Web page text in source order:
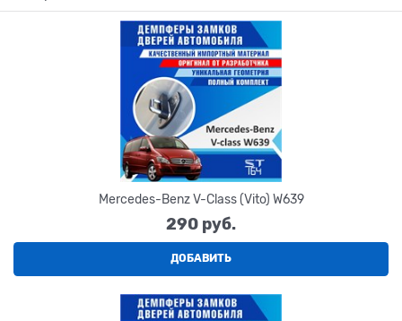
Mercedes-Benz V-Class (Vito) W639
290 руб.
ДОБАВИТЬ